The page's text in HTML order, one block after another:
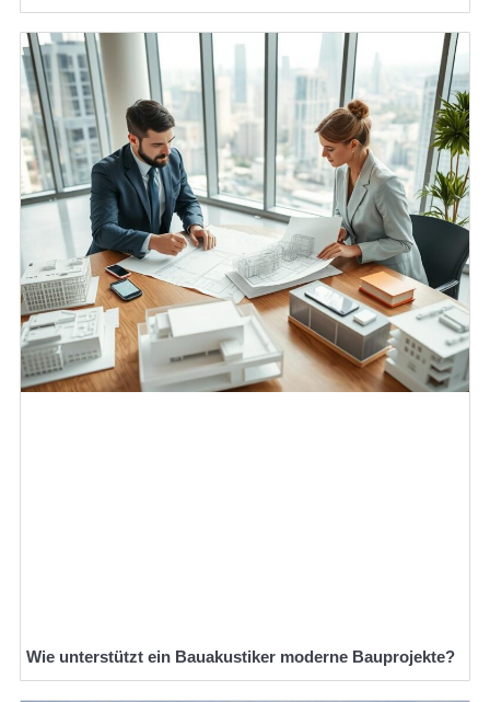
Wie unterstützt ein Bauakustiker moderne Bauprojekte?